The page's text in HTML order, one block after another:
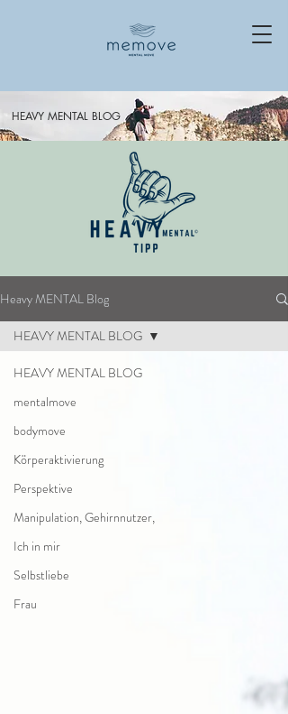
HEAVY MENTAL BLOG
Heavy MENTAL Blog
HEAVY MENTAL BLOG
mentalmove
bodymove
Körperaktivierung
Perspektive
Manipulation, Gehirnnutzer,
Ich in mir
Selbstliebe
Frau
HEAVY MENTAL BLOG